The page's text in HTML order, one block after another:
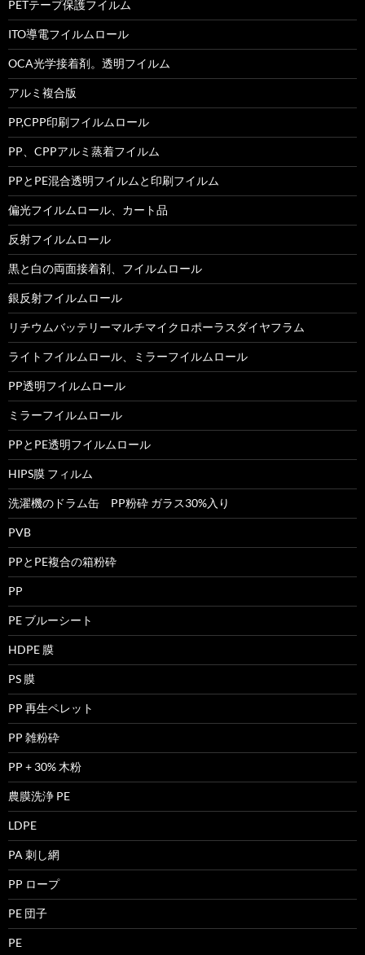
PETテープ保護フイルム
ITO導電フイルムロール
OCA光学接着剤。透明フイルム
アルミ複合版
PP,CPP印刷フイルムロール
PP、CPPアルミ蒸着フイルム
PPとPE混合透明フイルムと印刷フイルム
偏光フイルムロール、カート品
反射フイルムロール
黒と白の両面接着剤、フイルムロール
銀反射フイルムロール
リチウムバッテリーマルチマイクロポーラスダイヤフラム
ライトフイルムロール、ミラーフイルムロール
PP透明フイルムロール
ミラーフイルムロール
PPとPE透明フイルムロール
HIPS膜 フィルム
洗濯機のドラム缶 PP粉砕 ガラス30%入り
PVB
PPとPE複合の箱粉砕
PP
PE ブルーシート
HDPE 膜
PS 膜
PP 再生ペレット
PP 雑粉砕
PP + 30% 木粉
農膜洗浄 PE
LDPE
PA 刺し網
PP ロープ
PE 団子
PE